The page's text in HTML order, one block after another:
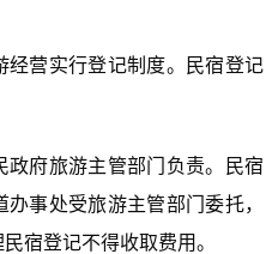
营实行登记制度。民宿登记
府旅游主管部门负责。民宿
事处受旅游主管部门委托，
宿登记不得收取费用。